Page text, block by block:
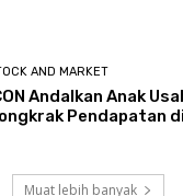
AND MARKET
Andalkan Anak
Pendapatan
Muat lebih banyak